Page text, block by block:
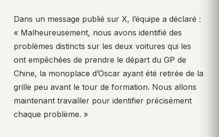
Dans un message publié sur X, l’équipe a déclaré :
« Malheureusement, nous avons identifié des
problèmes distincts sur les deux voitures qui les
ont empêchées de prendre le départ du GP de
Chine, la monoplace d’Oscar ayant été retirée de la
grille peu avant le tour de formation. Nous allons
maintenant travailler pour identifier précisément
chaque problème. »